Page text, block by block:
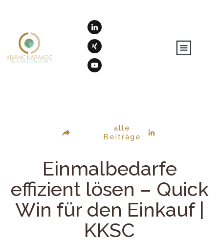
alle
Beiträge
Einmalbedarfe
effizient lösen – Quick
Win für den Einkauf |
KKSC